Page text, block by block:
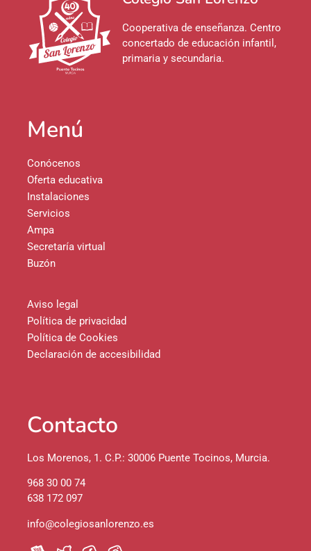
Cooperativa de enseñanza. Centro
concertado de educación infantil,
primaria y secundaria.
Menú
Conócenos
Oferta educativa
Instalaciones
Servicios
Ampa
Secretaría virtual
Buzón
Aviso legal
Política de privacidad
Política de Cookies
Declaración de accesibilidad
Contacto
Los Morenos, 1. C.P.: 30006 Puente Tocinos, Murcia.
968 30 00 74
638 172 097
info@colegiosanlorenzo.es